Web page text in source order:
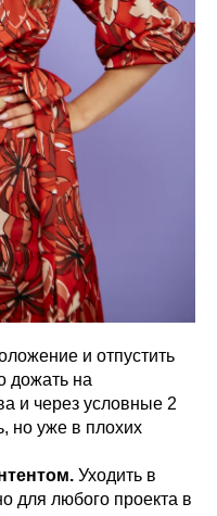
и отпустить
дожать на
и через условные 2
но уже в плохих
Уходить в
для любого проекта в